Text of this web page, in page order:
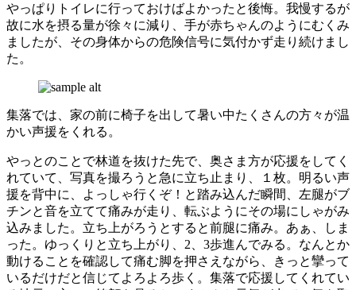
やっぱりトイレに行っておけばよかったと後悔。我慢するが
故に水を摂る量が徐々に減り、手が赤ちゃんのようにむくみ
ましたが、その身体からの危険信号に気付かず走り続けまし
た。
集落では、家の前に椅子を出して暑い中たくさんの方々が温
かい声援をくれる。
やっとのことで林道を抜けた先で、奥さま方が応援をしてく
れていて、写真を撮ろうと急に立ち止まり、１枚。明るい声
援を背中に、よっしゃ行くぞ！と踏み込んだ瞬間、左腿がブ
チンと音を立てて痛みが走り、転ぶようにその場にしゃがみ
込みました。立ち上がろうとすると前腿に痛み。あぁ、しま
った。ゆっくりと立ち上がり、2、3歩進んでみる。なんとか
動けることを確認して痛む脚を押さえながら、きっと攣って
いるだけだと信じてよろよろ歩く。集落で応援してくれてい